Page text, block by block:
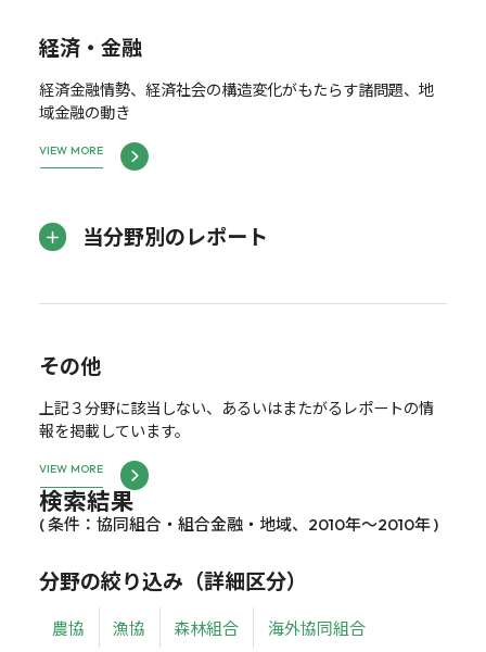
経済・金融
経済金融情勢、経済社会の構造変化がもたらす諸問題、地
域金融の動き
VIEW MORE
当分野別のレポート
その他
上記３分野に該当しない、あるいはまたがるレポートの情
報を掲載しています。
VIEW MORE
検索結果
( 条件：協同組合・組合金融・地域、2010年～2010年 )
分野の絞り込み（詳細区分）
農協 漁協 森林組合 海外協同組合